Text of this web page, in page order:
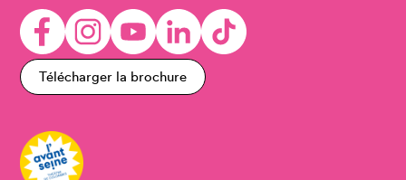
Télécharger la brochure